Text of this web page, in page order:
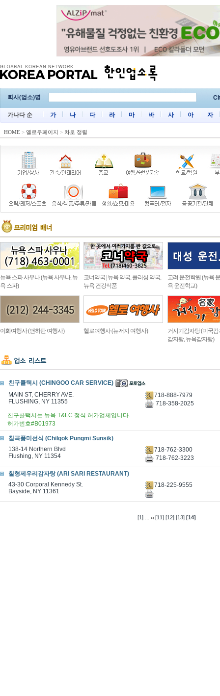
회사(업소)명
가나다 순 가 나 다 라 마 바 사 아 자
HOME > 옐로우페이지 > 차로 정렬
뉴욕 스파 사우나 (뉴욕 사우나, 뉴
욕 스파)
코너약국 | 뉴욕 약국, 플러싱 약국,
뉴욕 건강식품
고려 운전학원 (뉴욕
욕 운전학교)
이화여행사 (맨하탄 여행사) 헬로여행사 (뉴저지 여행사)
거시기감자탕 (미국감
감자탕, 뉴욕감자탕)
친구콜택시 (CHINGOO CAR SERVICE)
MAIN ST, CHERRY AVE.
FLUSHING, NY 11355
718-888-7979
718-358-2025
친구콜택시는 뉴욕 T&LC 정식 허가업체입니다.
허가번호#B01973
칠곡풍미선식 (Chilgok Pungmi Sunsik)
138-14 Northern Blvd
Flushing, NY 11354
718-762-3300
718-762-3223
칠형제우리감자탕 (ARI SARI RESTAURANT)
43-30 Corporal Kennedy St.
Bayside, NY 11361
718-225-9555
[1]... [11] [12] [13] [14]